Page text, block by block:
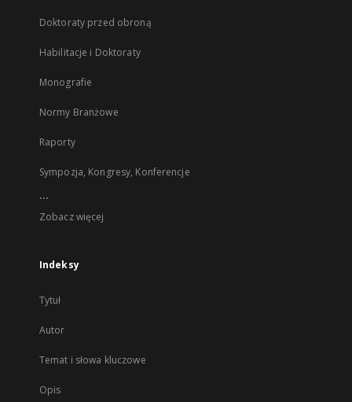
Doktoraty przed obroną
Habilitacje i Doktoraty
Monografie
Normy Branżowe
Raporty
Sympozja, Kongresy, Konferencje
...
Zobacz więcej
Indeksy
Tytuł
Autor
Temat i słowa kluczowe
Opis